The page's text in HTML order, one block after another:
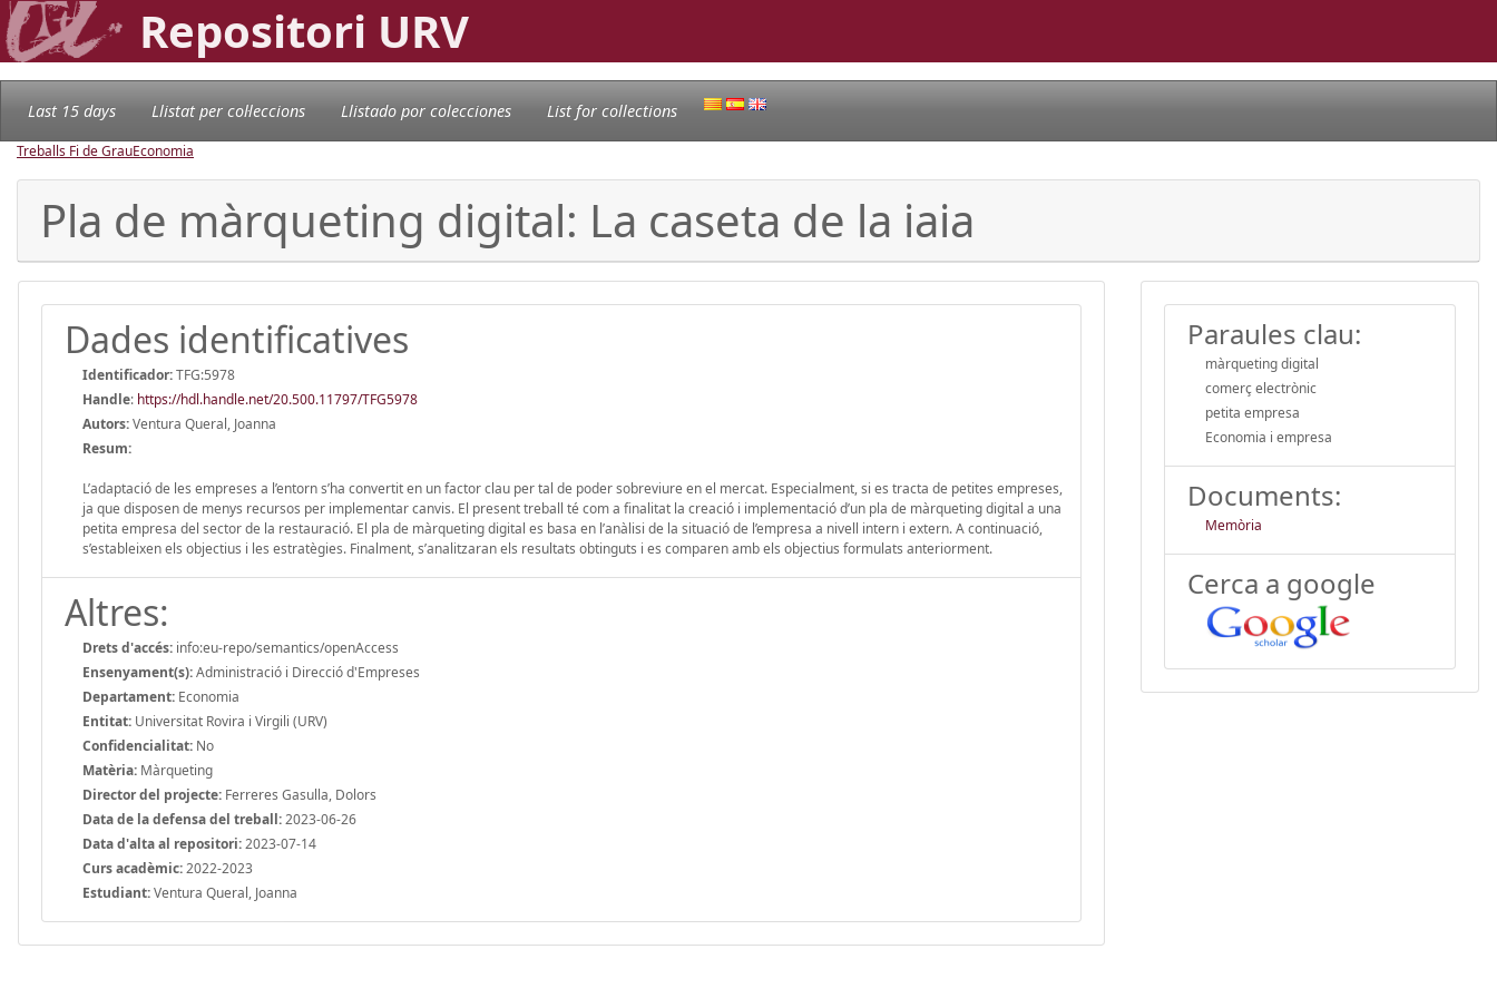
Repositori URV
Last 15 days Llistat per col·leccions Llistado por colecciones List for collections
Treballs Fi de GrauEconomia
Pla de màrqueting digital: La caseta de la iaia
Dades identificatives
Identificador:TFG:5978
Handle: https://hdl.handle.net/20.500.11797/TFG5978
Autors:Ventura Queral, Joanna
Resum:
L’adaptació de les empreses a l’entorn s’ha convertit en un factor clau per tal de poder sobreviure en el mercat. Especialment, si es tracta de petites empreses,
ja que disposen de menys recursos per implementar canvis. El present treball té com a finalitat la creació i implementació d’un pla de màrqueting digital a una
petita empresa del sector de la restauració. El pla de màrqueting digital es basa en l’anàlisi de la situació de l’empresa a nivell intern i extern. A continuació,
s’estableixen els objectius i les estratègies. Finalment, s’analitzaran els resultats obtinguts i es comparen amb els objectius formulats anteriorment.
Altres:
Drets d'accés: info:eu-repo/semantics/openAccess
Ensenyament(s):Administració i Direcció d'Empreses
Departament: Economia
Entitat: Universitat Rovira i Virgili (URV)
Confidencialitat: No
Matèria: Màrqueting
Director del projecte: Ferreres Gasulla, Dolors
Data de la defensa del treball:2023-06-26
Data d'alta al repositori:2023-07-14
Curs acadèmic:2022-2023
Estudiant:Ventura Queral, Joanna
Paraules clau:
màrqueting digital
comerç electrònic
petita empresa
Economia i empresa
Documents:
Memòria
Cerca a google